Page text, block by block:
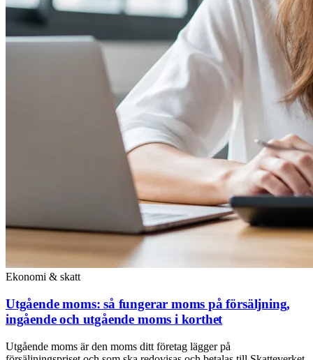
Ekonomi & skatt
Utgående moms: så fungerar moms på försäljning,
ingående och utgående moms i korthet
Utgående moms är den moms ditt företag lägger på